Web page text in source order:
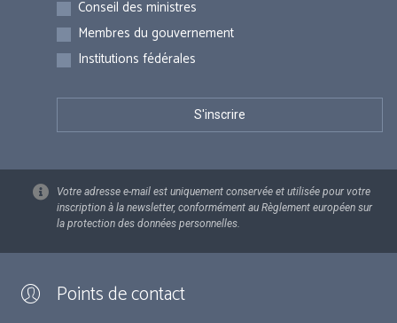
Conseil des ministres
Membres du gouvernement
Institutions fédérales
Votre adresse e-mail est uniquement conservée et utilisée pour votre
inscription à la newsletter, conformément au Règlement européen sur
la protection des données personnelles.
Points de contact